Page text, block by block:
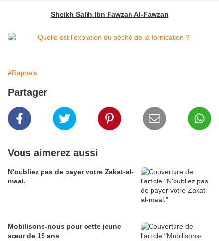
Sheikh Salih Ibn Fawzan Al-Fawzan
#Rappels
Partager
Vous aimerez aussi
N'oubliez pas de payer votre Zakat-al-
maal.
Mobilisons-nous pour cette jeune
sœur de 15 ans